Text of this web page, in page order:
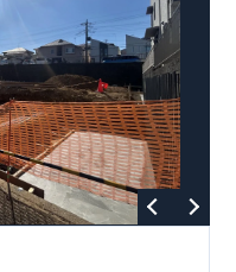
」と「建設」のダブルで性
機関へ提出します。外部
の現場検査が行われま
理への配慮、温熱環境・
須4分野、空気環境で、最
詳しく 東栄住宅の建物
。建築基準法に定められ
して、倒壊、崩壊しない｣
を達成しています。
価されています。建築
ことで耐風最高等級
ョート動画で
ク